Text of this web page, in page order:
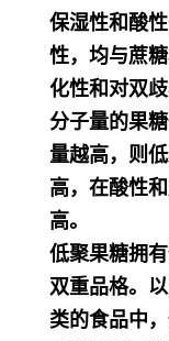
保湿性和酸
性，均与蔗糖
化性和对双
分子量的果
量越高，则
高，在酸性
高。
低聚果糖拥
双重品格。
类的食品中